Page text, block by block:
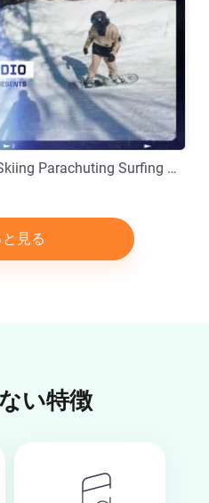
カスタマイズ Film Light Extreme Sports Skiing Parachuting Surfing Movie Trailer Slideshow
と見る
い特徴